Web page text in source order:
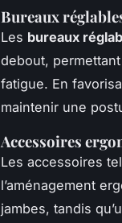
Bureaux
Les bureaux
debout,
fatigue. En
maintenir une
Accessoires
Les accessoires
l’aménagement
jambes, tandis